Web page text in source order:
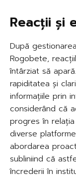
Reacții și
După
Rogobete,
întârziat să
rapiditatea și
informațiile prin
considerând că
progres în
diverse
abordarea
subliniind că
încrederii în